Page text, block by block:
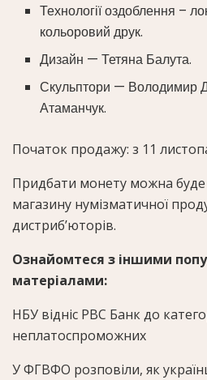
Технології оздоблення –
кольоровий друк.
Дизайн — Тетяна Балута.
Скульптори — Володимир
Атаманчук.
Початок продажу: з 11
Придбати монету можна буде
магазину нумізматичної
дистриб’юторів.
Ознайомтеся з іншими
матеріалами:
НБУ відніс РВС Банк до
неплатоспроможних
У ФГВФО розповіли, як